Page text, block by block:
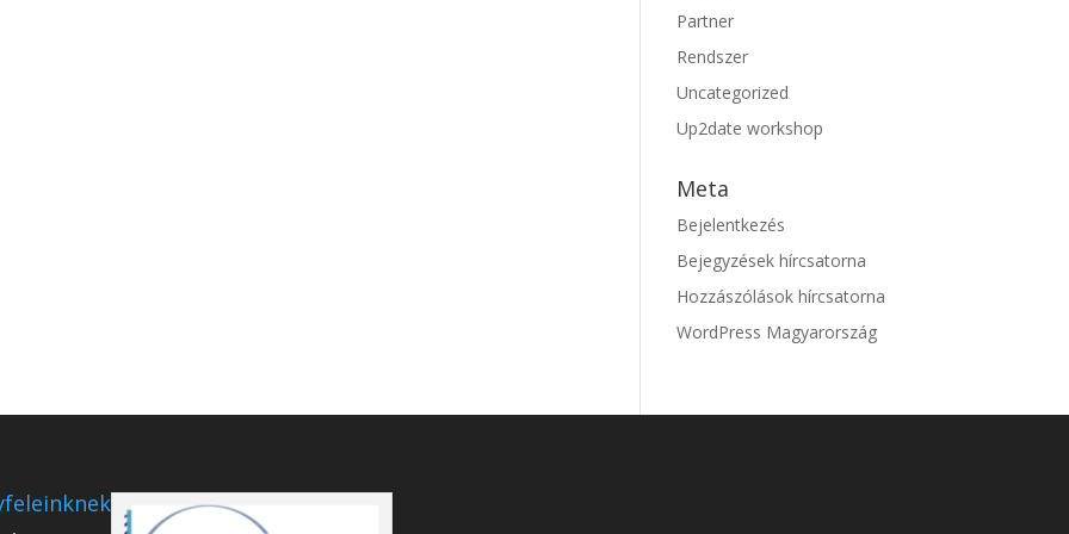
Partner
Rendszer
Uncategorized
Up2date workshop
Meta
Bejelentkezés
Bejegyzések hírcsatorna
Hozzászólások hírcsatorna
WordPress Magyarország